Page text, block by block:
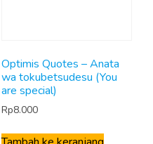
Optimis Quotes – Anata
wa tokubetsudesu (You
are special)
Rp8.000